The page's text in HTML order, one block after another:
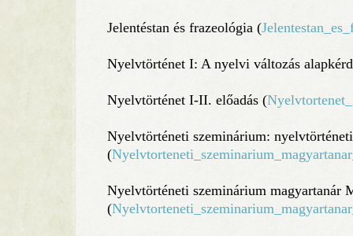
Jelentéstan és frazeológia (
Nyelvtörténet I: A nyelvi változás
Nyelvtörténet I-II. előadás (
Nyelvtörténeti szeminárium:
(
Nyelvtörténeti szeminárium magyartanár
(